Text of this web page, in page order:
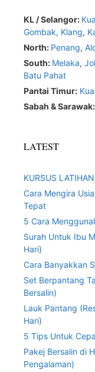
KL / Selangor:
Gombak, Klang,
North: Penang,
South: Melaka,
Batu Pahat
Pantai Timur:
Sabah & Sarawak:
LATEST
KURSUS
Cara Mengira
Tepat
5 Cara
Surah Untuk Ibu
Hari)
Cara Banyakkan
Set Berpantang
Bersalin)
Lauk Pantang
Hari)
5 Tips Untuk
Pakej Bersalin di
Pengalaman)